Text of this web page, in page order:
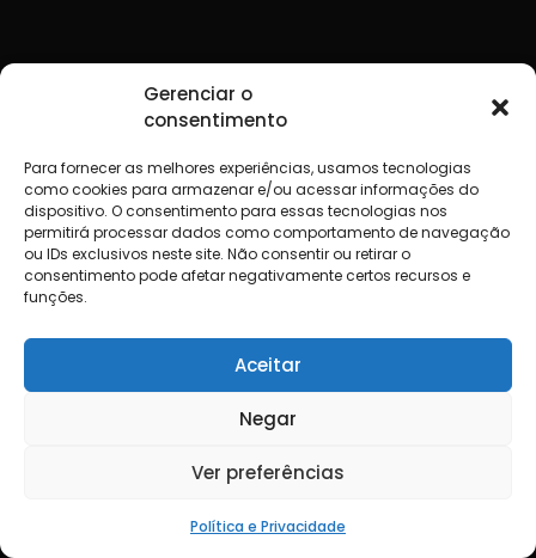
Gerenciar o
consentimento
Para fornecer as melhores experiências, usamos tecnologias
como cookies para armazenar e/ou acessar informações do
dispositivo. O consentimento para essas tecnologias nos
permitirá processar dados como comportamento de navegação
ou IDs exclusivos neste site. Não consentir ou retirar o
consentimento pode afetar negativamente certos recursos e
funções.
Aceitar
Negar
Ver preferências
Política e Privacidade